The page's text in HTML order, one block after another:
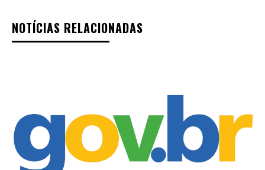
NOTÍCIAS RELACIONADAS